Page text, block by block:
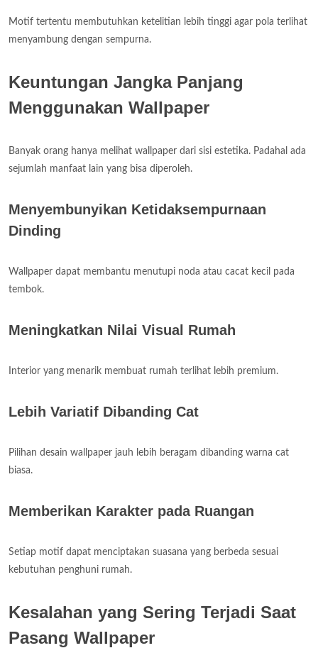
Motif tertentu membutuhkan ketelitian lebih tinggi agar pola terlihat
menyambung dengan sempurna.
Keuntungan Jangka Panjang
Menggunakan Wallpaper
Banyak orang hanya melihat wallpaper dari sisi estetika. Padahal ada
sejumlah manfaat lain yang bisa diperoleh.
Menyembunyikan Ketidaksempurnaan
Dinding
Wallpaper dapat membantu menutupi noda atau cacat kecil pada
tembok.
Meningkatkan Nilai Visual Rumah
Interior yang menarik membuat rumah terlihat lebih premium.
Lebih Variatif Dibanding Cat
Pilihan desain wallpaper jauh lebih beragam dibanding warna cat
biasa.
Memberikan Karakter pada Ruangan
Setiap motif dapat menciptakan suasana yang berbeda sesuai
kebutuhan penghuni rumah.
Kesalahan yang Sering Terjadi Saat
Pasang Wallpaper